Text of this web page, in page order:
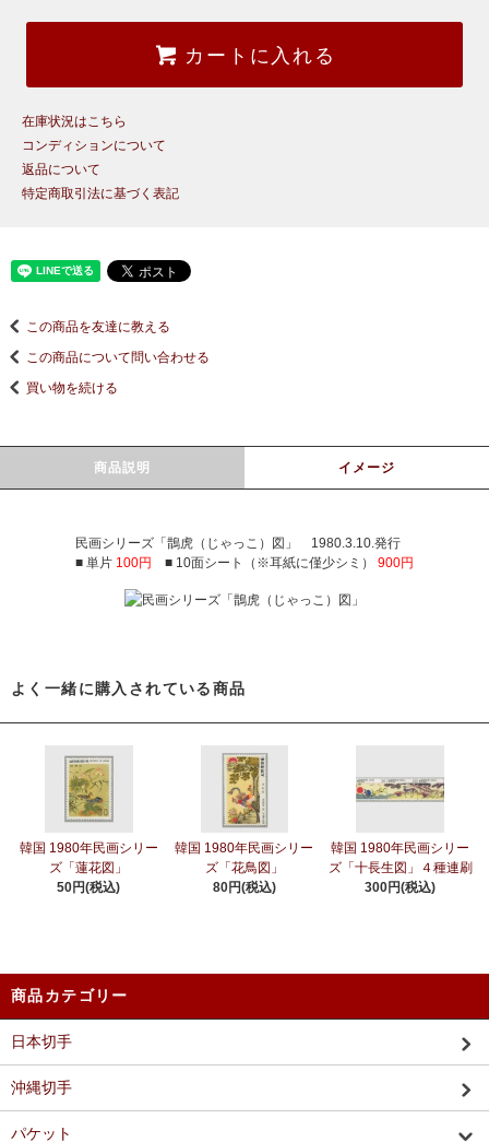
カートに入れる
在庫状況はこちら
コンディションについて
返品について
特定商取引法に基づく表記
この商品を友達に教える
この商品について問い合わせる
買い物を続ける
商品説明 イメージ
民画シリーズ「鵲虎（じゃっこ）図」 1980.3.10.発行
■ 単片 100円 ■ 10面シート（※耳紙に僅少シミ） 900円
よく一緒に購入されている商品
韓国 1980年民画シリー
ズ「蓮花図」
50円(税込)
韓国 1980年民画シリー
ズ「花鳥図」
80円(税込)
韓国 1980年民画シリー
ズ「十長生図」４種連刷
300円(税込)
商品カテゴリー
日本切手
沖縄切手
パケット